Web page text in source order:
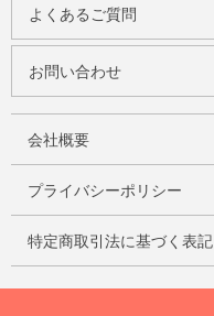
よくあるご質問
お問い合わせ
会社概要
プライバシーポリシー
特定商取引法に基づく表記